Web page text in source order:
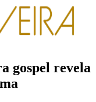
gospel revela